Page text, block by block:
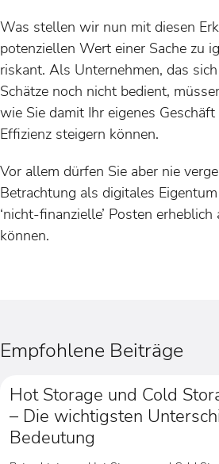
Was stellen wir nun mit diesen
potenziellen Wert einer Sache zu
riskant. Als Unternehmen, das
Schätze noch nicht bedient,
wie Sie damit Ihr eigenes
Effizienz steigern können.
Vor allem dürfen Sie aber nie
Betrachtung als digitales Eigentum
‘nicht-finanzielle’ Posten
können.
Empfohlene Beiträge
Hot Storage und Cold
– Die wichtigsten
Bedeutung